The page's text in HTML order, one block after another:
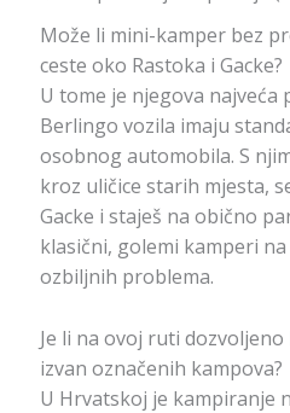
Može li mini-kamper bez
ceste oko Rastoka i Gacke?
U tome je njegova najveća
Berlingo vozila imaju
osobnog automobila. S
kroz uličice starih mjesta,
Gacke i staješ na obično
klasični, golemi kamperi
ozbiljnih problema.
Je li na ovoj ruti
izvan označenih kampova?
U Hrvatskoj je kampiranje